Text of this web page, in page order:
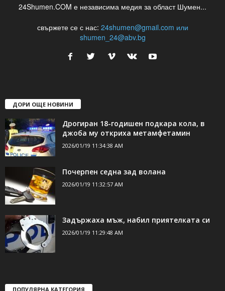
24Shumen.COM е независима медия за област Шумен...
свържете се с нас: 24shumen@gmail.com или
shumen_24@abv.bg
ДОРИ ОЩЕ НОВИНИ
Дрогиран 18-годишен подкара кола, в
джоба му откриха метамфетамин
2026/01/19 11:34:38 AM
Почерпен седна зад волана
2026/01/19 11:32:57 AM
Задържаха мъж, набил приятелката си
2026/01/19 11:29:48 AM
ПОПУЛЯРНА КАТЕГОРИЯ